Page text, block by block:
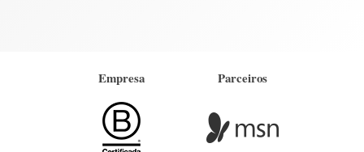
Empresa Parceiros